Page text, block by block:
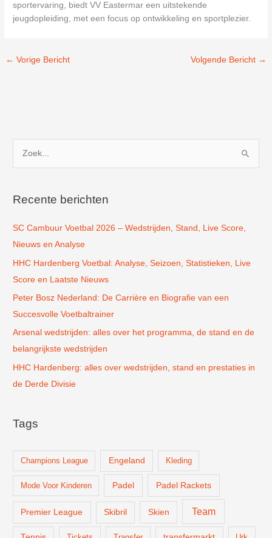
sportervaring, biedt VV Eastermar een uitstekende
jeugdopleiding, met een focus op ontwikkeling en sportplezier.
← Vorige Bericht Volgende Bericht →
k
a
a
r
:
Recente berichten
SC Cambuur Voetbal 2026 – Wedstrijden, Stand, Live Score,
Nieuws en Analyse
HHC Hardenberg Voetbal: Analyse, Seizoen, Statistieken, Live
Score en Laatste Nieuws
Peter Bosz Nederland: De Carrière en Biografie van een
Succesvolle Voetbaltrainer
Arsenal wedstrijden: alles over het programma, de stand en de
belangrijkste wedstrijden
HHC Hardenberg: alles over wedstrijden, stand en prestaties in
de Derde Divisie
Tags
Champions League Engeland Kleding
Mode Voor Kinderen Padel Padel Rackets
Premier League Skibril Skien Team